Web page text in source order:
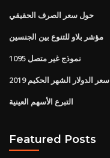
حول سعر الصرف الحقيقي
مؤشر بلاو للتنوع بين الجنسين
1095 نموذج غير متصل
سعر الدولار الشهر الحكيم 2019
التبرع الأسهم العينية
Featured Posts